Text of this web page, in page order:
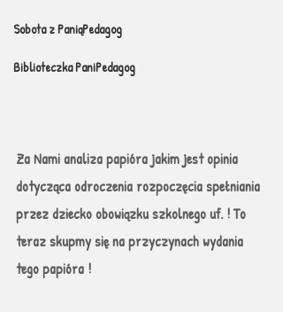
Sobota z PaniąPedagog
Biblioteczka PaniPedagog
Za Nami analiza papióra jakim jest opinia
dotycząca odroczenia rozpoczęcia spełniania
przez dziecko obowiązku szkolnego uf. ! To
teraz skupmy się na przyczynach wydania
tego papióra !